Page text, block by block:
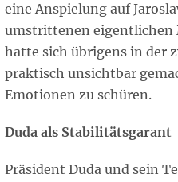
eine Anspielung auf
umstrittenen eigentlichen
hatte sich übrigens in der
praktisch unsichtbar
Emotionen zu schüren.
Duda als Stabilitätsgarant
Präsident Duda und sein